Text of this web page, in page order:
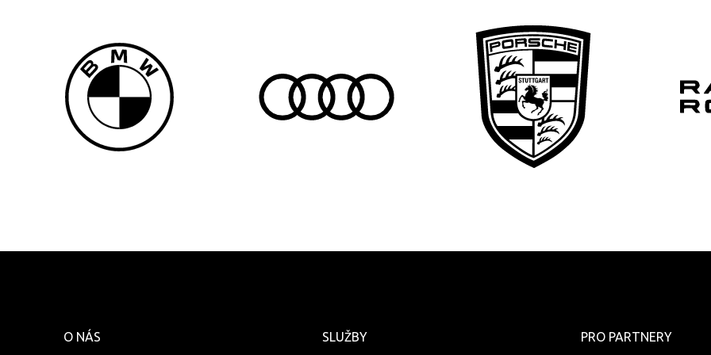
O NÁS SLUŽBY PRO PARTNERY